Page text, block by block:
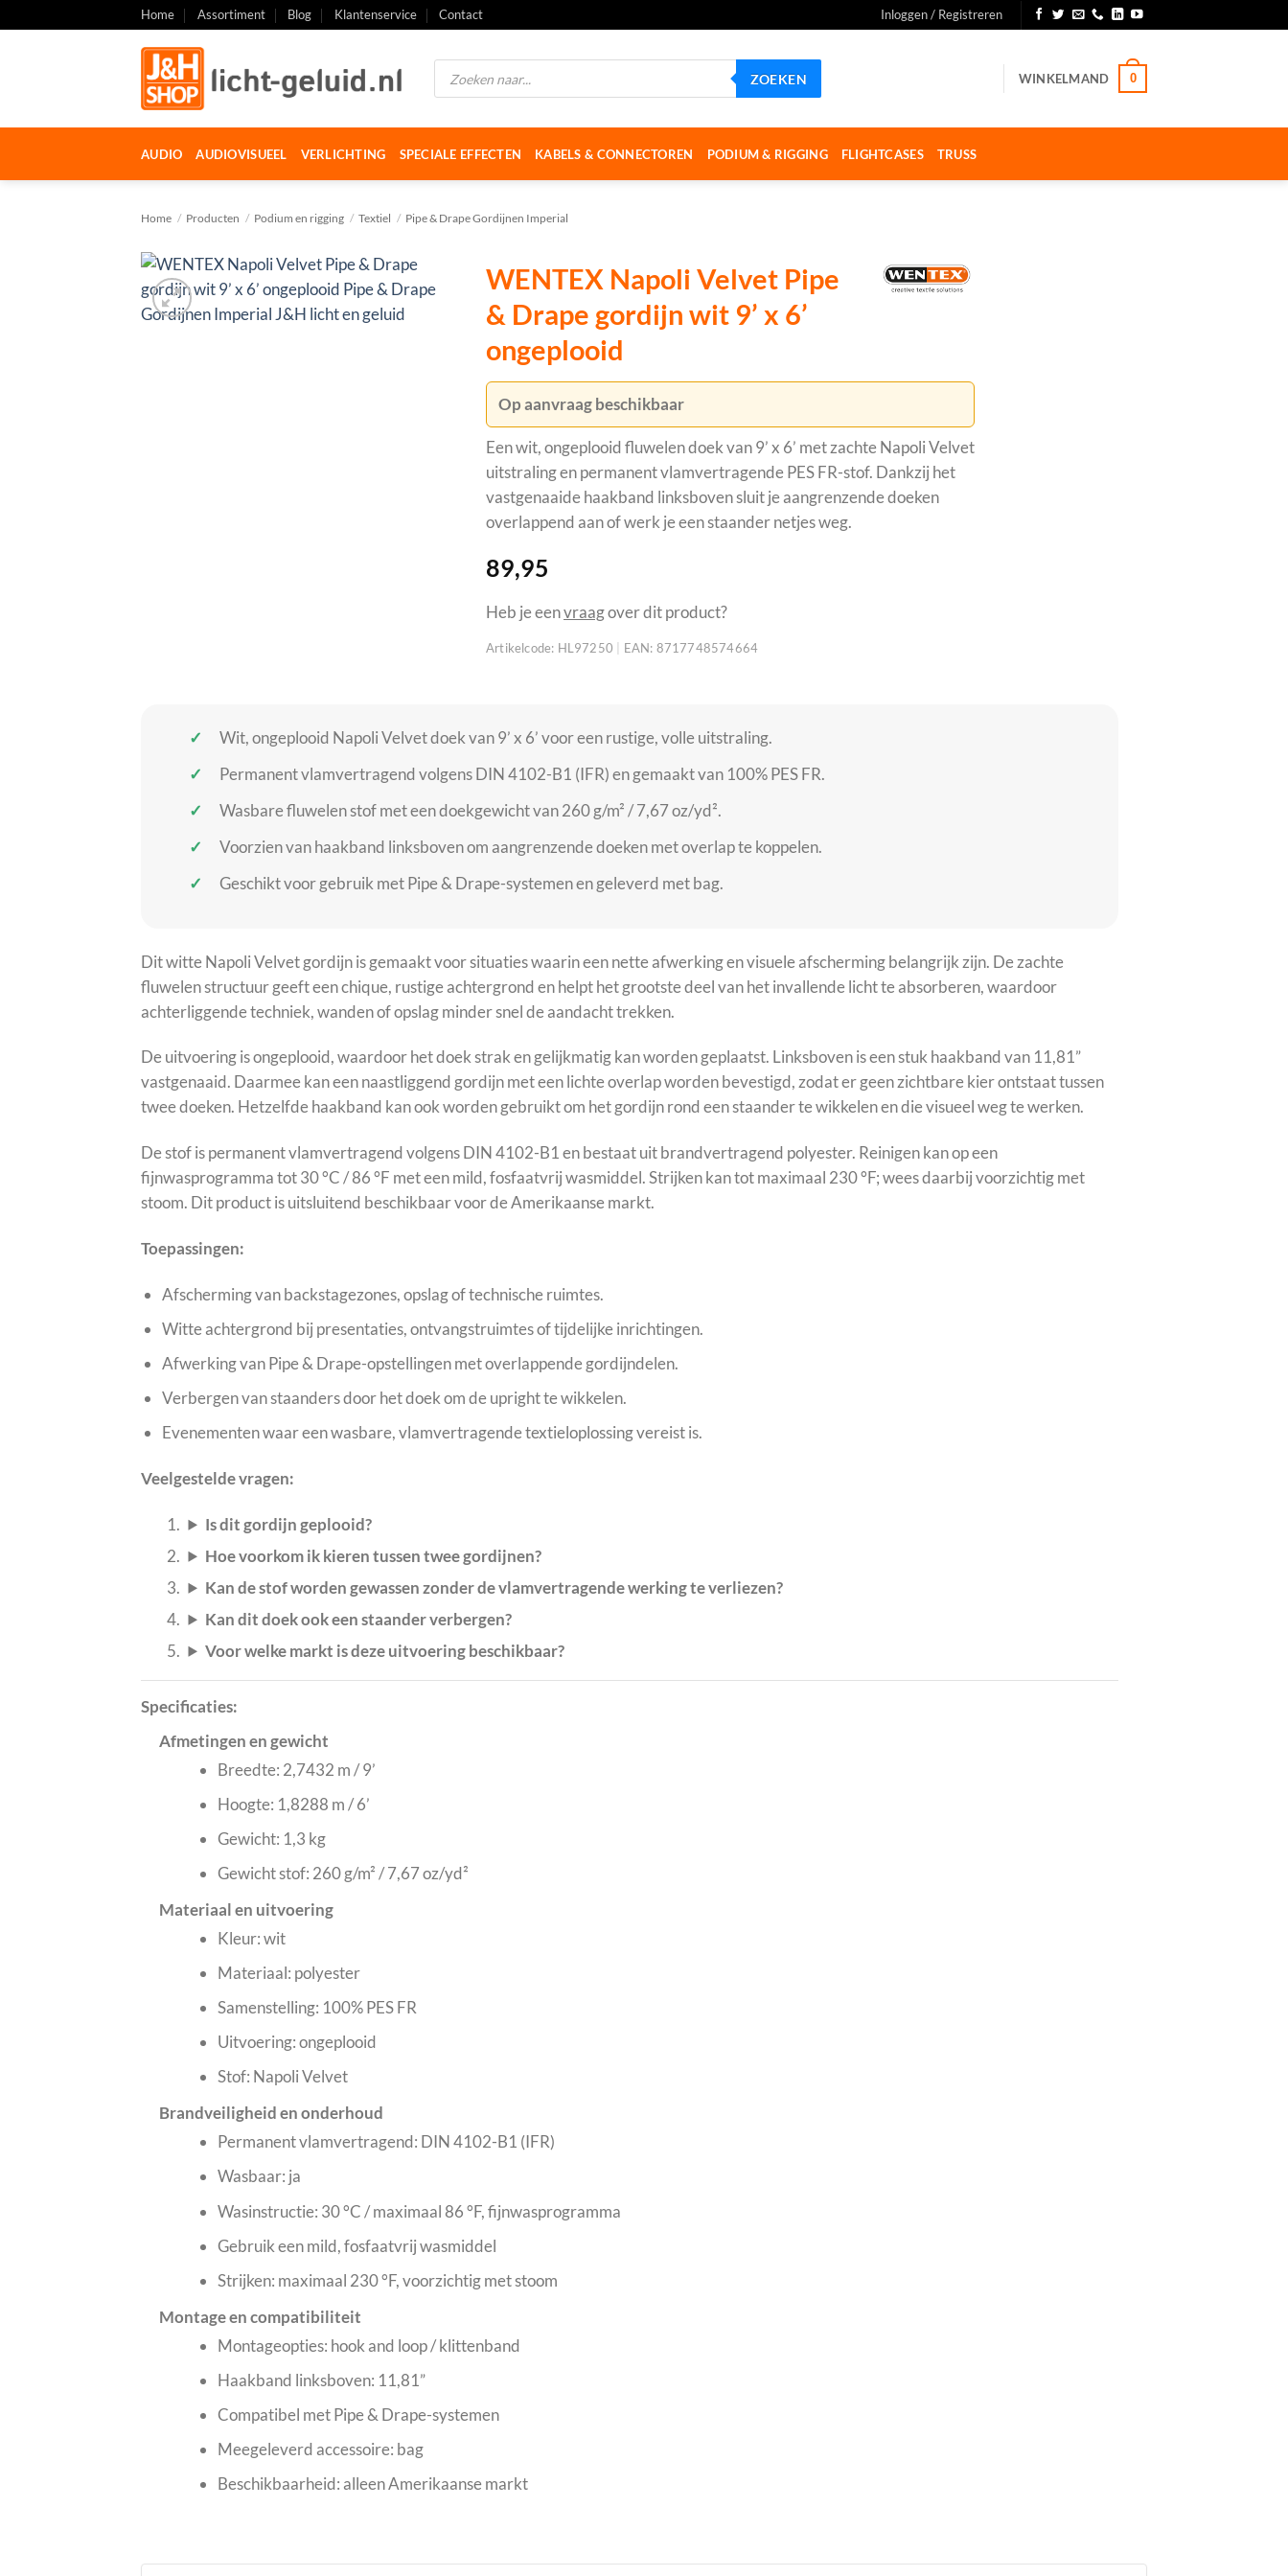
naar
Home Assortiment Blog Klantenservice Contact Inloggen / Registreren
Producten
zoeken
ZOEKEN WINKELMAND 0
AUDIO AUDIOVISUEEL VERLICHTING SPECIALE EFFECTEN KABELS & CONNECTOREN PODIUM & RIGGING FLIGHTCASES TRUSS
Home / Producten / Podium en rigging / Textiel / Pipe & Drape Gordijnen Imperial
WENTEX Napoli Velvet Pipe
& Drape gordijn wit 9’ x 6’
ongeplooid
Op aanvraag beschikbaar
Een wit, ongeplooid fluwelen doek van 9’ x 6’ met zachte Napoli Velvet
uitstraling en permanent vlamvertragende PES FR-stof. Dankzij het
vastgenaaide haakband linksboven sluit je aangrenzende doeken
overlappend aan of werk je een staander netjes weg.
89,95
Heb je eenvraagover dit product?
Artikelcode: HL97250 EAN: 8717748574664
Wit, ongeplooid Napoli Velvet doek van 9’ x 6’ voor een rustige, volle uitstraling.
Permanent vlamvertragend volgens DIN 4102-B1 (IFR) en gemaakt van 100% PES FR.
Wasbare fluwelen stof met een doekgewicht van 260 g/m² / 7,67 oz/yd².
Voorzien van haakband linksboven om aangrenzende doeken met overlap te koppelen.
Geschikt voor gebruik met Pipe & Drape-systemen en geleverd met bag.
Dit witte Napoli Velvet gordijn is gemaakt voor situaties waarin een nette afwerking en visuele afscherming belangrijk zijn. De zachte
fluwelen structuur geeft een chique, rustige achtergrond en helpt het grootste deel van het invallende licht te absorberen, waardoor
achterliggende techniek, wanden of opslag minder snel de aandacht trekken.
De uitvoering is ongeplooid, waardoor het doek strak en gelijkmatig kan worden geplaatst. Linksboven is een stuk haakband van 11,81”
vastgenaaid. Daarmee kan een naastliggend gordijn met een lichte overlap worden bevestigd, zodat er geen zichtbare kier ontstaat tussen
twee doeken. Hetzelfde haakband kan ook worden gebruikt om het gordijn rond een staander te wikkelen en die visueel weg te werken.
De stof is permanent vlamvertragend volgens DIN 4102-B1 en bestaat uit brandvertragend polyester. Reinigen kan op een
fijnwasprogramma tot 30 °C / 86 °F met een mild, fosfaatvrij wasmiddel. Strijken kan tot maximaal 230 °F; wees daarbij voorzichtig met
stoom. Dit product is uitsluitend beschikbaar voor de Amerikaanse markt.
Toepassingen:
Afscherming van backstagezones, opslag of technische ruimtes.
Witte achtergrond bij presentaties, ontvangstruimtes of tijdelijke inrichtingen.
Afwerking van Pipe & Drape-opstellingen met overlappende gordijndelen.
Verbergen van staanders door het doek om de upright te wikkelen.
Evenementen waar een wasbare, vlamvertragende textieloplossing vereist is.
Veelgestelde vragen:
Is dit gordijn geplooid?
Hoe voorkom ik kieren tussen twee gordijnen?
Kan de stof worden gewassen zonder de vlamvertragende werking te verliezen?
Kan dit doek ook een staander verbergen?
Voor welke markt is deze uitvoering beschikbaar?
Specificaties:
Afmetingen en gewicht
Breedte: 2,7432 m / 9’
Hoogte: 1,8288 m / 6’
Gewicht: 1,3 kg
Gewicht stof: 260 g/m² / 7,67 oz/yd²
Materiaal en uitvoering
Kleur: wit
Materiaal: polyester
Samenstelling: 100% PES FR
Uitvoering: ongeplooid
Stof: Napoli Velvet
Brandveiligheid en onderhoud
Permanent vlamvertragend: DIN 4102-B1 (IFR)
Wasbaar: ja
Wasinstructie: 30 °C / maximaal 86 °F, fijnwasprogramma
Gebruik een mild, fosfaatvrij wasmiddel
Strijken: maximaal 230 °F, voorzichtig met stoom
Montage en compatibiliteit
Montageopties: hook and loop / klittenband
Haakband linksboven: 11,81”
Compatibel met Pipe & Drape-systemen
Meegeleverd accessoire: bag
Beschikbaarheid: alleen Amerikaanse markt